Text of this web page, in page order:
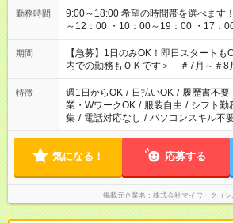
勤務時間
9:00～18:00 希望の時間帯を選べます！ ＜シフト例＞ ・8：30
～12：00 ・10：00～19：00 ・17：
22：00 ・22：00～翌6：00 など
期間
【急募】1日のみOK！即日スタート
内での勤務もＯＫです＞ ＃7月～＃8
特徴 週1日からOK / 日払いOK / 履歴書不要
業・WワークOK / 服装自由 / シフト勤
集 / 電話対応なし / パソコンスキル不
気になる！ 応募する
掲載元企業名 株式会社マイワーク（シ